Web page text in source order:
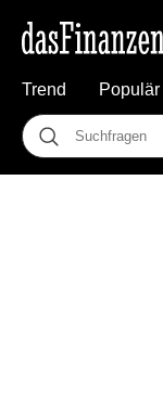
Trend Populär